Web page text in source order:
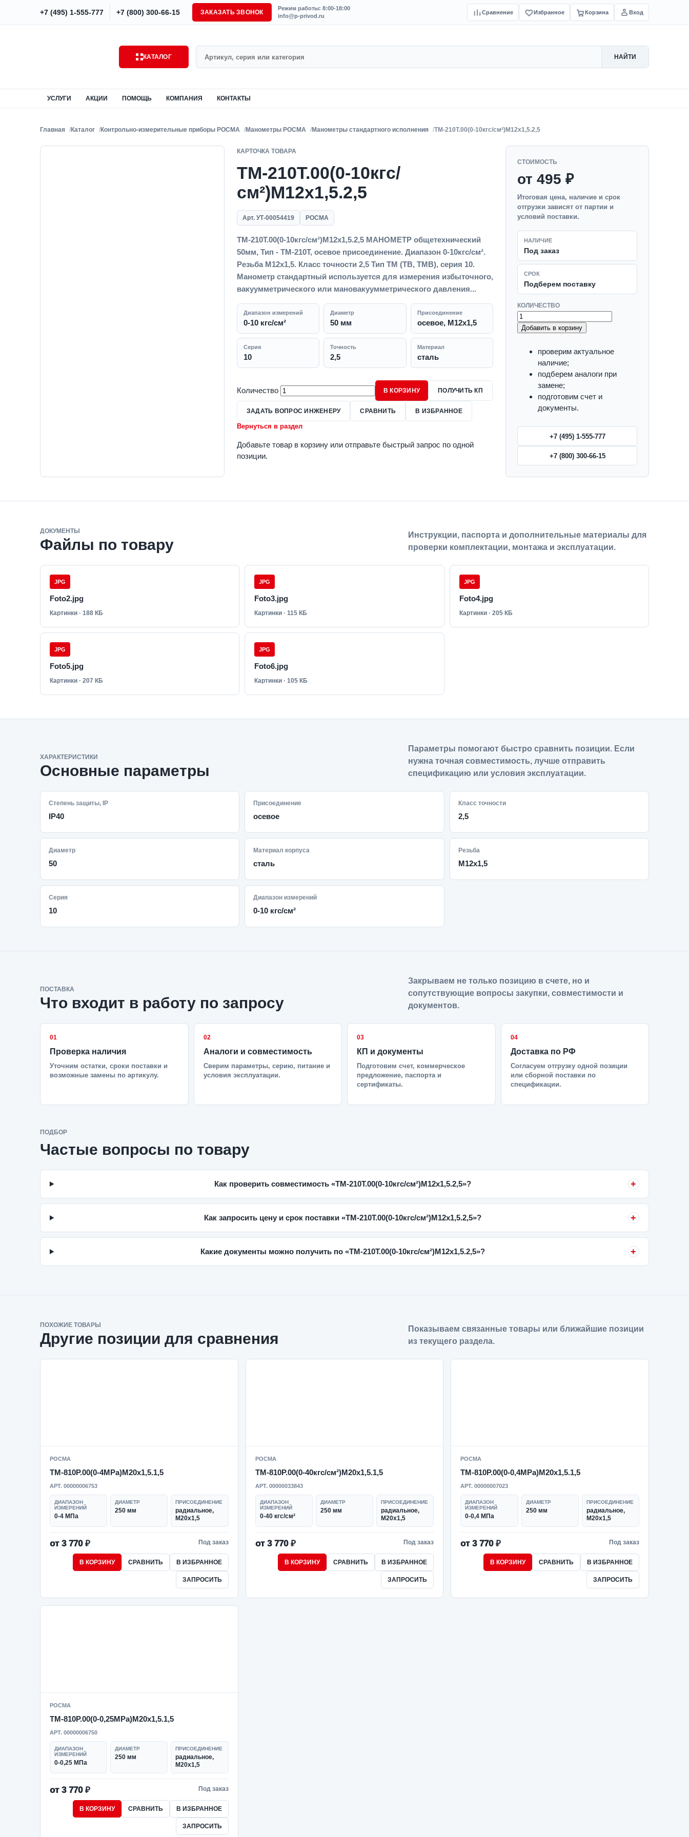
+7 (495) 1-555-777 +7 (800) 300-66-15 ЗАКАЗАТЬ ЗВОНОК
Режим работы: 8:00-18:00
info@p-privod.ru
Сравнение Избранное Корзина Вход
КАТАЛОГ НАЙТИ
УСЛУГИ АКЦИИ ПОМОЩЬ КОМПАНИЯ КОНТАКТЫ
Главная Каталог Контрольно-измерительные приборы РОСМА Манометры РОСМА Манометры стандартного исполнения ТМ-210Т.00(0-10кгс/см²)M12x1,5.2,5
КАРТОЧКА ТОВАРА
ТМ-210Т.00(0-10кгс/
см²)M12x1,5.2,5
Арт. УТ-00054419 РОСМА
ТМ-210Т.00(0-10кгс/см²)M12x1,5.2,5 МАНОМЕТР общетехнический
50мм, Тип - ТМ-210Т, осевое присоединение. Диапазон 0-10кгс/см².
Резьба M12x1,5. Класс точности 2,5 Тип ТМ (ТВ, ТМВ), серия 10.
Манометр стандартный используется для измерения избыточного,
вакуумметрического или мановакуумметрического давления...
Диапазон измерений
0-10 кгс/см²
Диаметр
50 мм
Присоединение
осевое, M12x1,5
Серия
10
Точность
2,5
Материал
сталь
Количество В КОРЗИНУ ПОЛУЧИТЬ КП
ЗАДАТЬ ВОПРОС ИНЖЕНЕРУ СРАВНИТЬ В ИЗБРАННОЕ
Вернуться в раздел
Добавьте товар в корзину или отправьте быстрый запрос по одной
позиции.
СТОИМОСТЬ
от 495 ₽
Итоговая цена, наличие и срок
отгрузки зависят от партии и
условий поставки.
НАЛИЧИЕ
Под заказ
СРОК
Подберем поставку
КОЛИЧЕСТВО
Добавить в корзину
проверим актуальное
наличие;
подберем аналоги при
замене;
подготовим счет и
документы.
+7 (495) 1-555-777
+7 (800) 300-66-15
ДОКУМЕНТЫ
Файлы по товару
Инструкции, паспорта и дополнительные материалы для
проверки комплектации, монтажа и эксплуатации.
JPG
Foto2.jpg
Картинки · 188 КБ
JPG
Foto3.jpg
Картинки · 115 КБ
JPG
Foto4.jpg
Картинки · 205 КБ
JPG
Foto5.jpg
Картинки · 207 КБ
JPG
Foto6.jpg
Картинки · 105 КБ
ХАРАКТЕРИСТИКИ
Основные параметры
Параметры помогают быстро сравнить позиции. Если
нужна точная совместимость, лучше отправить
спецификацию или условия эксплуатации.
Степень защиты, IP
IP40
Присоединение
осевое
Класс точности
2,5
Диаметр
50
Материал корпуса
сталь
Резьба
M12x1,5
Серия
10
Диапазон измерений
0-10 кгс/см²
ПОСТАВКА
Что входит в работу по запросу
Закрываем не только позицию в счете, но и
сопутствующие вопросы закупки, совместимости и
документов.
01
Проверка наличия
Уточним остатки, сроки поставки и
возможные замены по артикулу.
02
Аналоги и совместимость
Сверим параметры, серию, питание и
условия эксплуатации.
03
КП и документы
Подготовим счет, коммерческое
предложение, паспорта и
сертификаты.
04
Доставка по РФ
Согласуем отгрузку одной позиции
или сборной поставки по
спецификации.
ПОДБОР
Частые вопросы по товару
Как проверить совместимость «ТМ-210Т.00(0-10кгс/см²)M12x1,5.2,5»?
Как запросить цену и срок поставки «ТМ-210Т.00(0-10кгс/см²)M12x1,5.2,5»?
Какие документы можно получить по «ТМ-210Т.00(0-10кгс/см²)M12x1,5.2,5»?
ПОХОЖИЕ ТОВАРЫ
Другие позиции для сравнения
Показываем связанные товары или ближайшие позиции
из текущего раздела.
РОСМА
ТМ-810Р.00(0-4MPa)M20x1,5.1,5
АРТ. 00000006753
ДИАПАЗОН
ИЗМЕРЕНИЙ
0-4 МПа
ДИАМЕТР
250 мм
ПРИСОЕДИНЕНИЕ
радиальное,
M20x1,5
от 3 770 ₽ Под заказ
В КОРЗИНУ СРАВНИТЬ В ИЗБРАННОЕ
ЗАПРОСИТЬ
РОСМА
ТМ-810Р.00(0-40кгс/см²)M20x1,5.1,5
АРТ. 00000033843
ДИАПАЗОН
ИЗМЕРЕНИЙ
0-40 кгс/см²
ДИАМЕТР
250 мм
ПРИСОЕДИНЕНИЕ
радиальное,
M20x1,5
от 3 770 ₽ Под заказ
В КОРЗИНУ СРАВНИТЬ В ИЗБРАННОЕ
ЗАПРОСИТЬ
РОСМА
ТМ-810Р.00(0-0,4MPa)M20x1,5.1,5
АРТ. 00000007023
ДИАПАЗОН
ИЗМЕРЕНИЙ
0-0,4 МПа
ДИАМЕТР
250 мм
ПРИСОЕДИНЕНИЕ
радиальное,
M20x1,5
от 3 770 ₽ Под заказ
В КОРЗИНУ СРАВНИТЬ В ИЗБРАННОЕ
ЗАПРОСИТЬ
РОСМА
ТМ-810Р.00(0-0,25MPa)M20x1,5.1,5
АРТ. 00000006750
ДИАПАЗОН
ИЗМЕРЕНИЙ
0-0,25 МПа
ДИАМЕТР
250 мм
ПРИСОЕДИНЕНИЕ
радиальное,
M20x1,5
от 3 770 ₽ Под заказ
В КОРЗИНУ СРАВНИТЬ В ИЗБРАННОЕ
ЗАПРОСИТЬ